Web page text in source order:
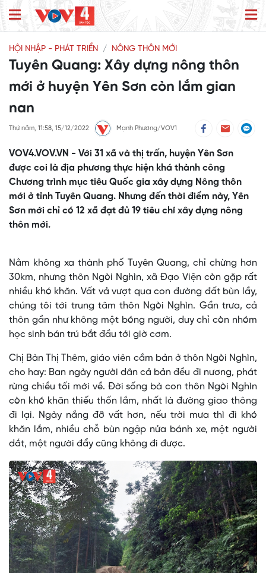
HỘI NHẬP - PHÁT TRIỂN NÔNG THÔN MỚI
Tuyên Quang: Xây dựng nông thôn
mới ở huyện Yên Sơn còn lắm gian
nan
Thứ năm, 11:58, 15/12/2022 Mạnh Phương/VOV1
VOV4.VOV.VN - Với 31 xã và thị trấn, huyện Yên Sơn
được coi là địa phương thực hiện khá thành công
Chương trình mục tiêu Quốc gia xây dựng Nông thôn
mới ở tỉnh Tuyên Quang. Nhưng đến thời điểm này, Yên
Sơn mới chỉ có 12 xã đạt đủ 19 tiêu chí xây dựng nông
thôn mới.
Nằm không xa thành phố Tuyên Quang, chỉ chừng hơn
30km, nhưng thôn Ngòi Nghìn, xã Đạo Viện còn gặp rất
nhiều khó khăn. Vất vả vượt qua con đường đất bùn lầy,
chúng tôi tới trung tâm thôn Ngòi Nghìn. Gần trưa, cả
thôn gần như không một bóng người, duy chỉ còn nhóm
học sinh bán trú bắt đầu tới giờ cơm.
Chị Bàn Thị Thêm, giáo viên cắm bản ở thôn Ngòi Nghìn,
cho hay: Ban ngày người dân cả bản đều đi nương, phát
rừng chiều tối mới về. Đời sống bà con thôn Ngòi Nghìn
còn khó khăn thiếu thốn lắm, nhất là đường giao thông
đi lại. Ngày nắng đỡ vất hơn, nếu trời mưa thì đi khó
khăn lắm, nhiều chỗ bùn ngập nửa bánh xe, một người
dắt, một người đẩy cũng không đi được.